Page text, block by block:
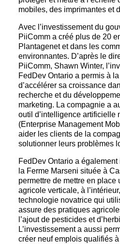
mobiles, des imprimantes et
Avec l’investissement du
PiiComm a créé plus de 20
Plantagenet et dans les
environnantes. D’après le
PiiComm, Shawn Winter,
FedDev Ontario a permis à
d’accélérer sa croissance
recherche et du
marketing. La compagnie a
outil d’intelligence artificielle
(Enterprise Management
aider les clients de la
solutionner leurs problèmes
FedDev Ontario a
la Ferme Marseni située à
permettre de mettre en place
agricole verticale, à
technologie novatrice qui
assure des pratiques
l’ajout de pesticides et
L’investissement a aussi
créer neuf emplois qualifiés